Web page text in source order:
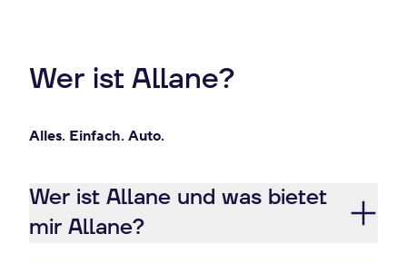
Wer ist Allane?
Alles. Einfach. Auto.
Wer ist Allane und was bietet
mir Allane?